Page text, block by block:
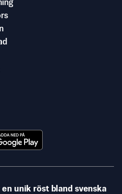
en unik röst bland svenska